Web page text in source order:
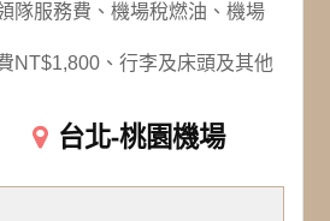
隊服務費、機場稅燃油、機場
NT$1,800、行李及床頭及其他
台北-桃園機場